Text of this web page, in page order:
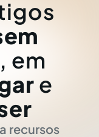
, em
e
recursos